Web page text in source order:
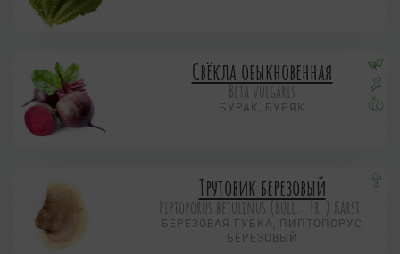
Свёкла обыкновенная
Beta vulgaris
БУРАК, БУРЯК
Трутовик березовый
Piptoporus betulinus (Bull.: Fr.) Karst.
БЕРЕЗОВАЯ ГУБКА, ПИПТОПОРУС
БЕРЕЗОВЫЙ